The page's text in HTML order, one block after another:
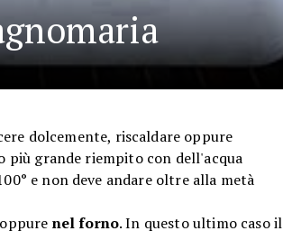
dolcemente, riscaldare oppure
grande riempito con dell'acqua
e non deve andare oltre alla metà
oppure nel forno. In questo ultimo caso il